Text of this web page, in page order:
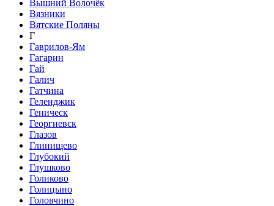
Вышний Волочёк
Вязники
Вятские Поляны
Г
Гаврилов-Ям
Гагарин
Гай
Галич
Гатчина
Геленджик
Геническ
Георгиевск
Глазов
Глинищево
Глубокий
Глушково
Голиково
Голицыно
Головчино